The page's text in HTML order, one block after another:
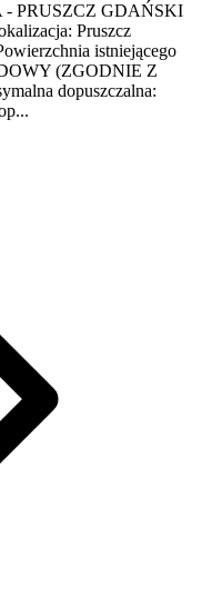
PRUSZCZ GDAŃSKI
Pruszcz
istniejącego
(ZGODNIE Z
dopuszczalna: